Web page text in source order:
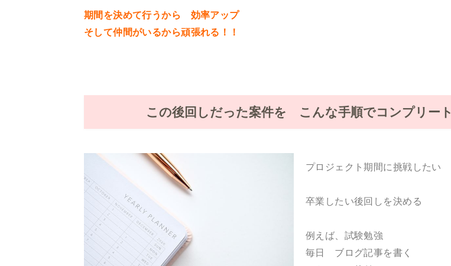
期間を決めて行うから 効率アップ
そして仲間がいるから頑張れる！！
この後回しだった案件を こんな手順でコンプリート
プロジェクト期間に挑戦したい
卒業したい後回しを決める
例えば、試験勉強
毎日 ブログ記事を書く